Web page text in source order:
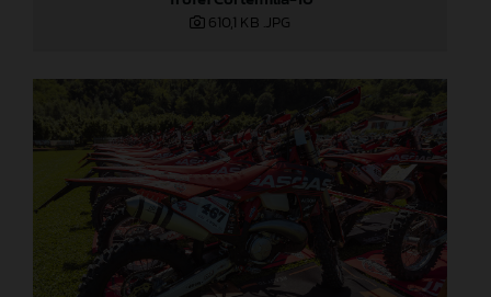
610,1 KB .JPG